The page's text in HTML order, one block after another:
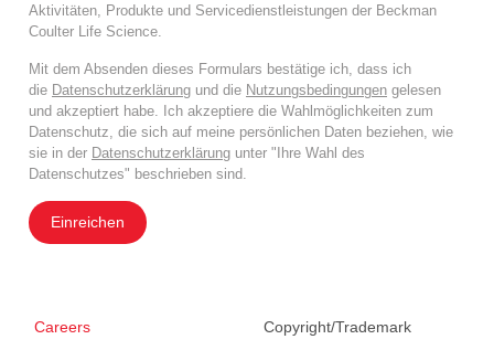
Aktivitäten, Produkte und Servicedienstleistungen der Beckman
Coulter Life Science.
Mit dem Absenden dieses Formulars bestätige ich, dass ich
die Datenschutzerklärung und die Nutzungsbedingungen gelesen
und akzeptiert habe. Ich akzeptiere die Wahlmöglichkeiten zum
Datenschutz, die sich auf meine persönlichen Daten beziehen, wie
sie in der Datenschutzerklärung unter "Ihre Wahl des
Datenschutzes" beschrieben sind.
Einreichen
Careers Copyright/Trademark